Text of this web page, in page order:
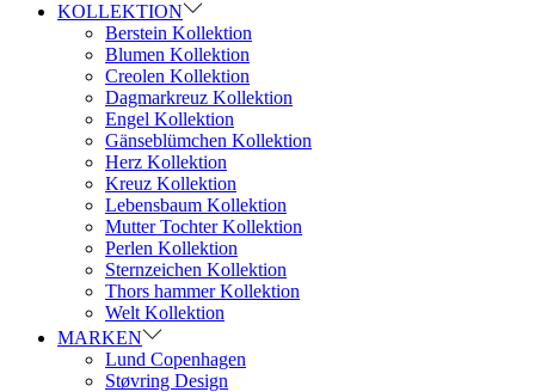
KOLLEKTION
Berstein Kollektion
Blumen Kollektion
Creolen Kollektion
Dagmarkreuz Kollektion
Engel Kollektion
Gänseblümchen Kollektion
Herz Kollektion
Kreuz Kollektion
Lebensbaum Kollektion
Mutter Tochter Kollektion
Perlen Kollektion
Sternzeichen Kollektion
Thors hammer Kollektion
Welt Kollektion
MARKEN
Lund Copenhagen
Støvring Design